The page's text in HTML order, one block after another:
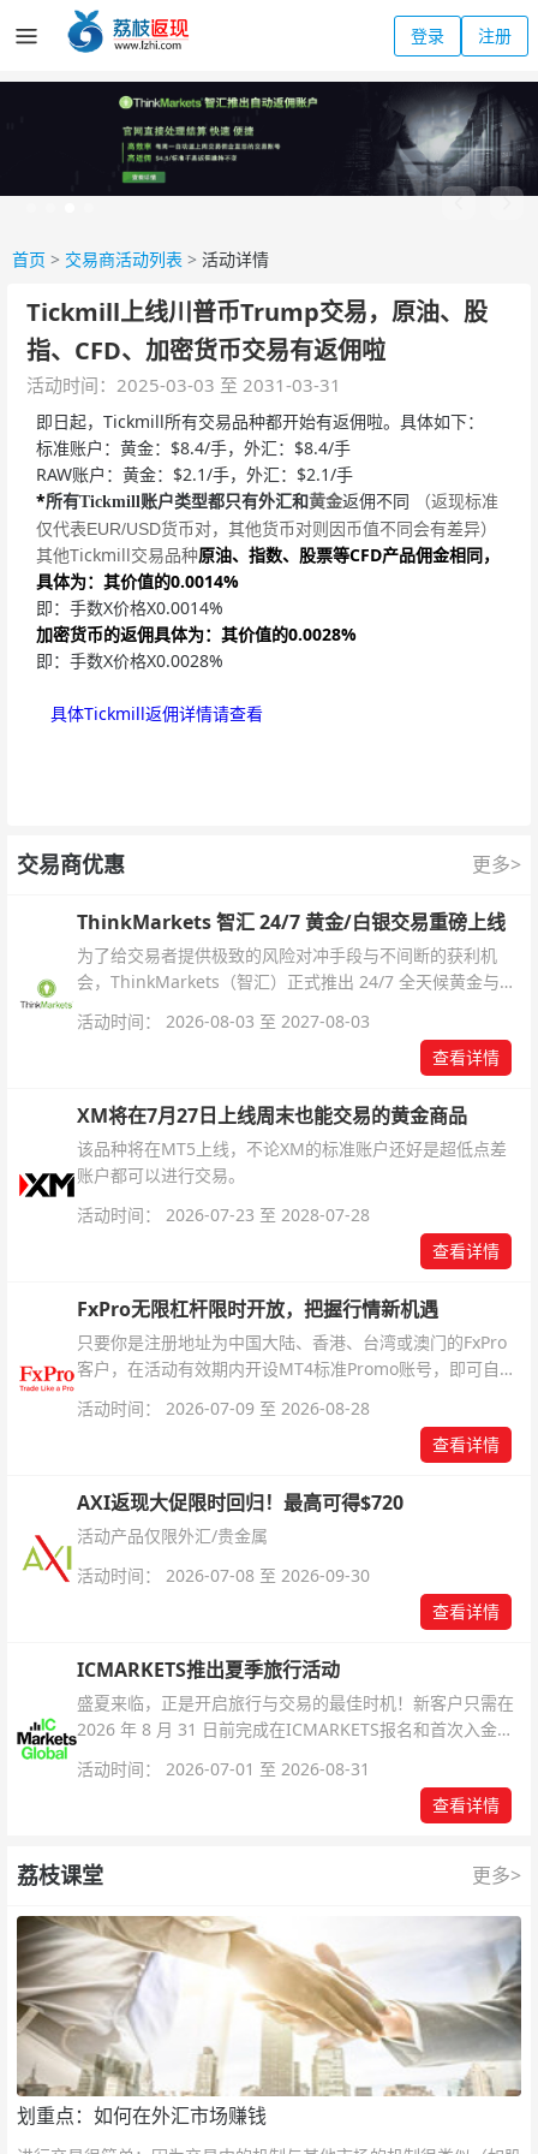
登录 注册
首页 > 交易商活动列表 > 活动详情
Tickmill上线川普币Trump交易，原油、股
指、CFD、加密货币交易有返佣啦
活动时间：2025-03-03 至 2031-03-31
即日起，Tickmill所有交易品种都开始有返佣啦。具体如下：
标准账户：黄金：$8.4/手，外汇：$8.4/手
RAW账户：黄金：$2.1/手，外汇：$2.1/手
*所有Tickmill账户类型都只有外汇和黄金返佣不同
（返现标准
仅代表EUR/USD货币对，其他货币对则因币值不同会有差异）
其他Tickmill交易品种原油、指数、股票等CFD产品佣金相同，
具体为：其价值的0.0014%
即：手数X价格X0.0014%
加密货币的返佣具体为：其价值的0.0028%
即：手数X价格X0.0028%
具体Tickmill返佣详情请查看
交易商优惠 更多>
ThinkMarkets 智汇 24/7 黄金/白银交易重磅上线
为了给交易者提供极致的风险对冲手段与不间断的获利机
会，ThinkMarkets（智汇）正式推出 24/7 全天候黄金与白
杆配置、支持软件及交易细则。
活动时间： 2026-08-03 至 2027-08-03
查看详情
XM将在7月27日上线周末也能交易的黄金商品
该品种将在MT5上线，不论XM的标准账户还好是超低点差
账户都可以进行交易。
活动时间： 2026-07-23 至 2028-07-28
查看详情
FxPro无限杠杆限时开放，把握行情新机遇
只要你是注册地址为中国大陆、香港、台湾或澳门的FxPro
客户，在活动有效期内开设MT4标准Promo账号，即可自动
活动时间： 2026-07-09 至 2026-08-28
查看详情
AXI返现大促限时回归！最高可得$720
活动产品仅限外汇/贵金属
活动时间： 2026-07-08 至 2026-09-30
查看详情
ICMARKETS推出夏季旅行活动
盛夏来临，正是开启旅行与交易的最佳时机！新客户只需在
2026 年 8 月 31 日前完成在ICMARKETS报名和首次入金即
活动时间： 2026-07-01 至 2026-08-31
查看详情
荔枝课堂 更多>
划重点：如何在外汇市场赚钱